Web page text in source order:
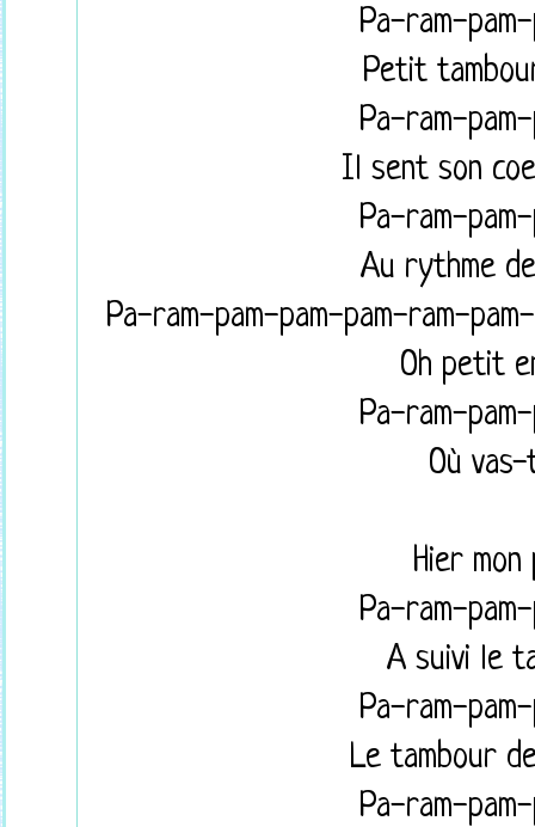
Pa-ram-
Petit
Pa-ram-
Il sent son
Pa-ram-
Au rythme
Pa-ram-pam-pam-pam-ram-
Oh petit
Pa-ram-
Où
Hier
Pa-ram-
A suivi le
Pa-ram-
Le tambour
Pa-ram-